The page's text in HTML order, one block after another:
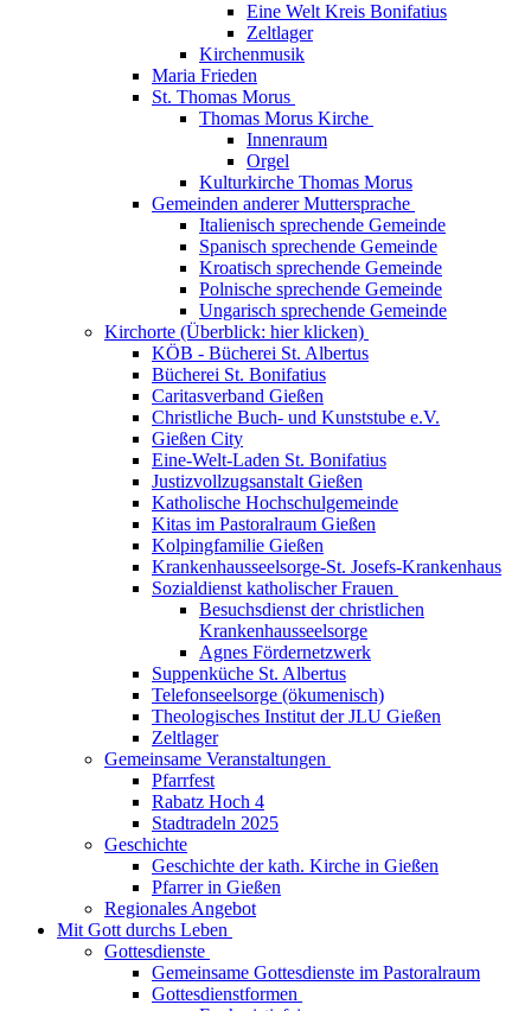
Eine Welt Kreis Bonifatius
Zeltlager
Kirchenmusik
Maria Frieden
St. Thomas Morus
Thomas Morus Kirche
Innenraum
Orgel
Kulturkirche Thomas Morus
Gemeinden anderer Muttersprache
Italienisch sprechende Gemeinde
Spanisch sprechende Gemeinde
Kroatisch sprechende Gemeinde
Polnische sprechende Gemeinde
Ungarisch sprechende Gemeinde
Kirchorte (Überblick: hier klicken)
KÖB - Bücherei St. Albertus
Bücherei St. Bonifatius
Caritasverband Gießen
Christliche Buch- und Kunststube e.V.
Gießen City
Eine-Welt-Laden St. Bonifatius
Justizvollzugsanstalt Gießen
Katholische Hochschulgemeinde
Kitas im Pastoralraum Gießen
Kolpingfamilie Gießen
Krankenhausseelsorge-St. Josefs-Krankenhaus
Sozialdienst katholischer Frauen
Besuchsdienst der christlichen
Krankenhausseelsorge
Agnes Fördernetzwerk
Suppenküche St. Albertus
Telefonseelsorge (ökumenisch)
Theologisches Institut der JLU Gießen
Zeltlager
Gemeinsame Veranstaltungen
Pfarrfest
Rabatz Hoch 4
Stadtradeln 2025
Geschichte
Geschichte der kath. Kirche in Gießen
Pfarrer in Gießen
Regionales Angebot
Mit Gott durchs Leben
Gottesdienste
Gemeinsame Gottesdienste im Pastoralraum
Gottesdienstformen